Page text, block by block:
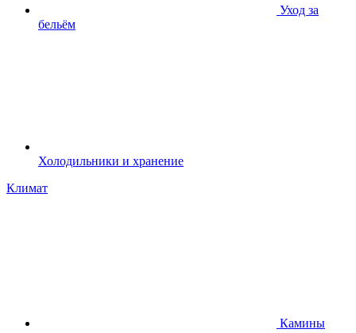
Уход за
бельём
Холодильники и хранение
Климат
Камины